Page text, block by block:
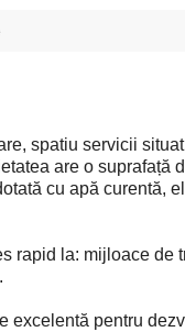
spatiu servicii
are o suprafață
cu apă curentă,
rapid la: mijloace de
excelentă pentru